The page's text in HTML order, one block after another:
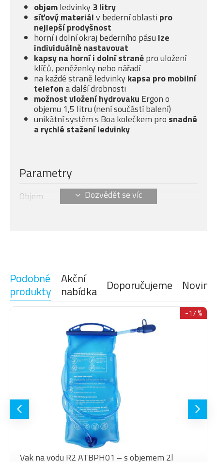
objemledvinky 3 litry
síťový materiálv bederní oblasti pro
nejlepší prodyšnost
horní i dolní okraj bederního pásu lze
individuálně nastavovat
kapsy na horní i dolní straněpro uložení
klíčů, peněženky nebo nářadí
na každé straně ledvinky kapsa pro mobilní
telefona další drobnosti
možnost vložení hydrovaku Ergon o
objemu 1,5 litru (není součástí balení)
unikátní systém s Boa kolečkem pro snadné
a rychlé stažení ledvinky
Parametry
Objem 3 l
Podobné
produkty
Akční
nabídka Doporučujeme
-17 %
Vak na vodu R2 ATBPH01 – s objemem 2l